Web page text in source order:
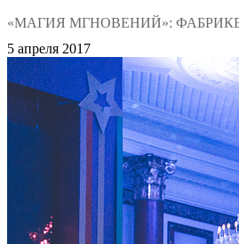
«Магия мгновений»: фабрике
«МАГИЯ МГНОВЕНИЙ»: ФАБРИКЕ
5 апреля 2017